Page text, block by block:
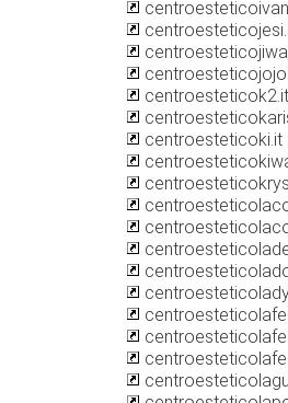
centroesteticok2.it
centroesteticoki.it